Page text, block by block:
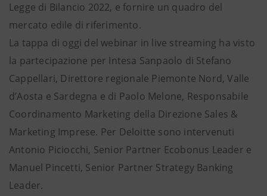
Legge di Bilancio 2022, e fornire un quadro del
mercato edile di riferimento.
La tappa di oggi del webinar in live streaming ha visto
la partecipazione per Intesa Sanpaolo di Stefano
Cappellari, Direttore regionale Piemonte Nord, Valle
d’Aosta e Sardegna e di Paolo Melone, Responsabile
Coordinamento Marketing della Direzione Sales &
Marketing Imprese. Per Deloitte sono intervenuti
Antonio Piciocchi, Senior Partner Ecobonus Leader e
Manuel Pincetti, Senior Partner Strategy Banking
Leader.